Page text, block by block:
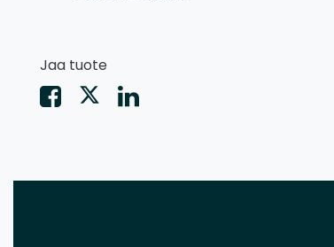
Jaa tuote